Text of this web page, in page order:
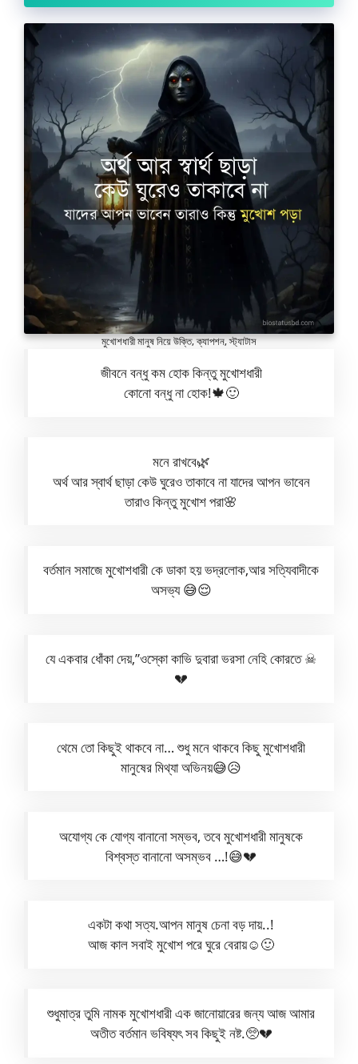
মুখোশধারী মানুষ নিয়ে উক্তি, ক্যাপশন, স্ট্যাটাস
জীবনে বন্ধু কম হোক কিন্তু মুখোশধারী
কোনো বন্ধু না হোক!🍁🙂
মনে রাখবে🌿
অর্থ আর স্বার্থ ছাড়া কেউ ঘুরেও তাকাবে না যাদের আপন ভাবেন
তারাও কিন্তু মুখোশ পরা🌸
বর্তমান সমাজে মুখোশধারী কে ডাকা হয় ভদ্রলোক,আর সত্যিবাদীকে
অসভ্য 😅😌
যে একবার ধোঁকা দেয়,”ওস্কো কাভি দুবারা ভরসা নেহি কোরতে ☠
💔
থেমে তো কিছুই থাকবে না… শুধু মনে থাকবে কিছু মুখোশধারী
মানুষের মিথ্যা অভিনয়😅😥
অযোগ্য কে যোগ্য বানানো সম্ভব, তবে মুখোশধারী মানুষকে
বিশ্বস্ত বানানো অসম্ভব …!😅💔
একটা কথা সত্য.আপন মানুষ চেনা বড় দায়..!
আজ কাল সবাই মুখোশ পরে ঘুরে বেরায়☺️🙂
শুধুমাত্র তুমি নামক মুখোশধারী এক জানোয়ারের জন্য আজ আমার
অতীত বর্তমান ভবিষ্যৎ সব কিছুই নষ্ট.🥺💔